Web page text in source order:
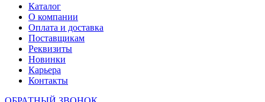
Каталог
О компании
Оплата и доставка
Поставщикам
Реквизиты
Новинки
Карьера
Контакты